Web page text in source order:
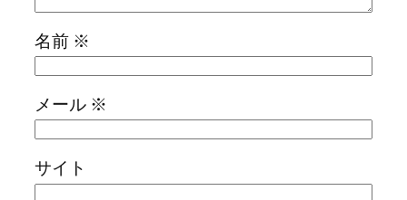
名前 ※
メール ※
サイト